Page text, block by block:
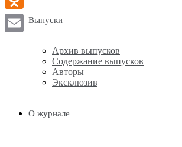
Выпуски
Архив выпусков
Содержание выпусков
Авторы
Эксклюзив
О журнале
Odnoklassniki